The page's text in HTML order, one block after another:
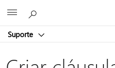
Suporte